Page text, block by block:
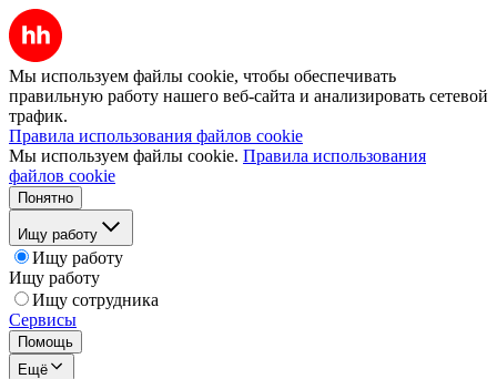
Мы используем файлы cookie, чтобы обеспечивать
правильную работу нашего веб-сайта и анализировать сетевой
трафик.
Правила использования файлов cookie
Мы используем файлы cookie. Правила использования
файлов cookie
Понятно
Ищу работу
Ищу работу
Ищу работу
Ищу сотрудника
Сервисы
Помощь
Ещё